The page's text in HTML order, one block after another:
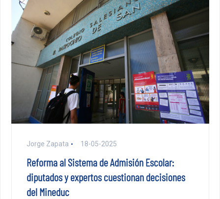
Jorge Zapata 18-05-2025
Reforma al Sistema de Admisión Escolar:
diputados y expertos cuestionan decisiones
del Mineduc